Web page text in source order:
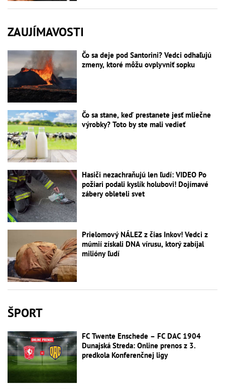
ZAUJÍMAVOSTI
Čo sa deje pod Santorini? Vedci odhaľujú
zmeny, ktoré môžu ovplyvniť sopku
Čo sa stane, keď prestanete jesť mliečne
výrobky? Toto by ste mali vedieť
Hasiči nezachraňujú len ľudí: VIDEO Po
požiari podali kyslík holubovi! Dojímavé
zábery obleteli svet
Prielomový NÁLEZ z čias Inkov! Vedci z
múmií získali DNA vírusu, ktorý zabíjal
milióny ľudí
ŠPORT
FC Twente Enschede – FC DAC 1904
Dunajská Streda: Online prenos z 3.
predkola Konferenčnej ligy